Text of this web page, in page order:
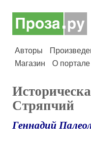
Авторы
Магазин
О портале
Стряпчий
Геннадий